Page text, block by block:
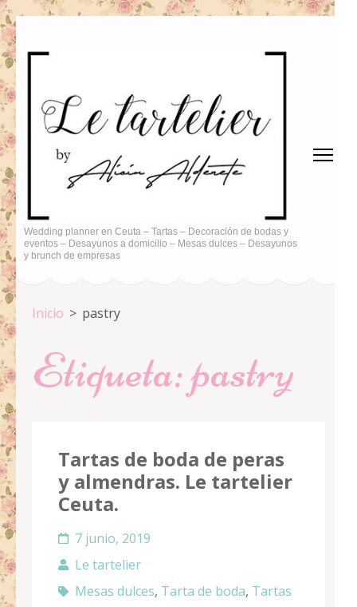
Saltar
al
(presiona
la
tecla
Wedding planner en Ceuta – Tartas – Decoración de bodas y
eventos – Desayunos a domicilio – Mesas dulces – Desayunos
y brunch de empresas
Inicio > pastry
Etiqueta:pastry
Tartas de boda de peras
y almendras. Le tartelier
Ceuta.
7 junio, 2019
Le tartelier
Mesas dulces, Tarta de boda, Tartas